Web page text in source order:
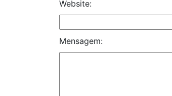
Website:
Mensagem: